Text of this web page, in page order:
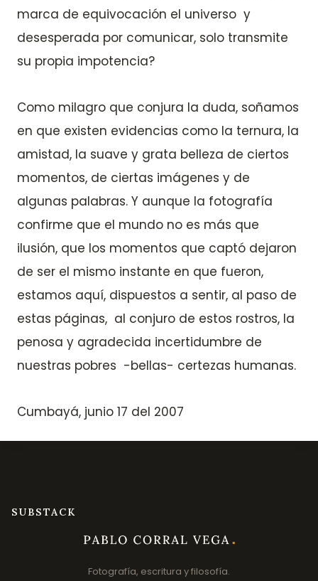
marca de equivocación el universo y
desesperada por comunicar, solo transmite
su propia impotencia?
Como milagro que conjura la duda, soñamos
en que existen evidencias como la ternura, la
amistad, la suave y grata belleza de ciertos
momentos, de ciertas imágenes y de
algunas palabras. Y aunque la fotografía
confirme que el mundo no es más que
ilusión, que los momentos que captó dejaron
de ser el mismo instante en que fueron,
estamos aquí, dispuestos a sentir, al paso de
estas páginas, al conjuro de estos rostros, la
penosa y agradecida incertidumbre de
nuestras pobres -bellas- certezas humanas.
Cumbayá, junio 17 del 2007
SUBSTACK
Fotografía, escritura y filosofía.